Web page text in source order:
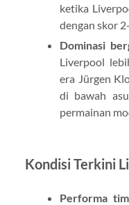
ketika
dengan skor
Dominasi
Liverpool
era Jürgen
di bawah
permainan
Kondisi Terkini
Performa